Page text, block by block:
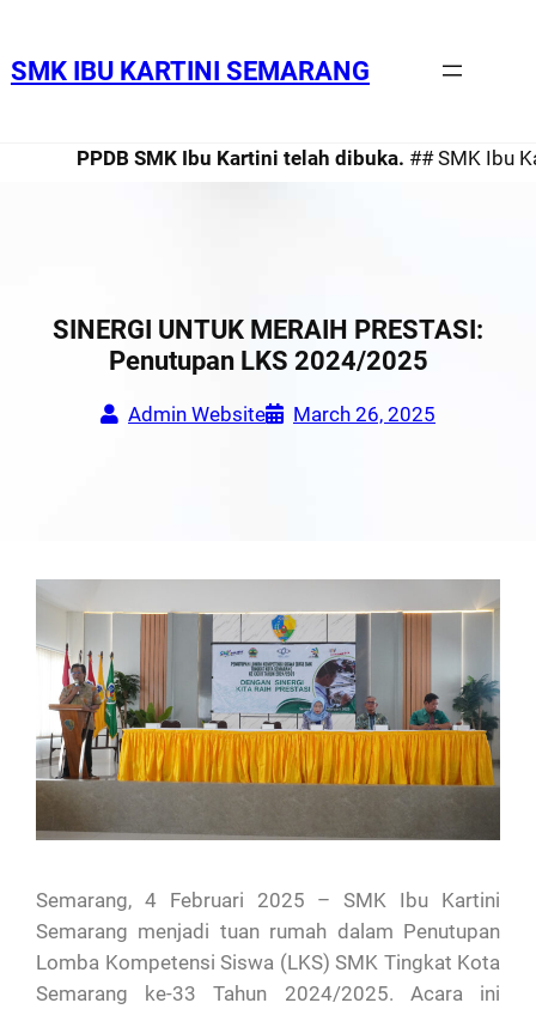
SMK IBU KARTINI SEMARANG
PPDB SMK Ibu Kartini telah dibuka.## SMK Ibu
SINERGI UNTUK MERAIH PRESTASI:
Penutupan LKS 2024/2025
Admin Website March 26, 2025
Semarang, 4 Februari 2025 – SMK Ibu Kartini
Semarang menjadi tuan rumah dalam Penutupan
Lomba Kompetensi Siswa (LKS) SMK Tingkat Kota
Semarang ke-33 Tahun 2024/2025. Acara ini